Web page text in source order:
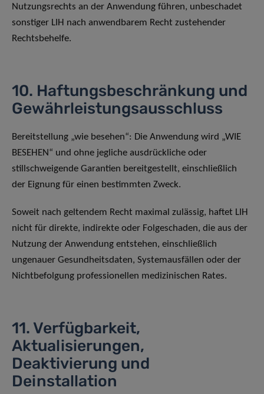
Nutzungsrechts an der Anwendung führen, unbeschadet
sonstiger LIH nach anwendbarem Recht zustehender
Rechtsbehelfe.
10. Haftungsbeschränkung und
Gewährleistungsausschluss
Bereitstellung „wie besehen“: Die Anwendung wird „WIE
BESEHEN“ und ohne jegliche ausdrückliche oder
stillschweigende Garantien bereitgestellt, einschließlich
der Eignung für einen bestimmten Zweck.
Soweit nach geltendem Recht maximal zulässig, haftet LIH
nicht für direkte, indirekte oder Folgeschaden, die aus der
Nutzung der Anwendung entstehen, einschließlich
ungenauer Gesundheitsdaten, Systemausfällen oder der
Nichtbefolgung professionellen medizinischen Rates.
11. Verfügbarkeit,
Aktualisierungen,
Deaktivierung und
Deinstallation